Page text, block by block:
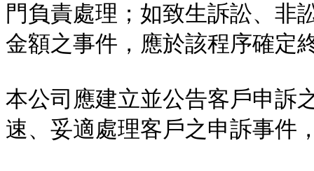
門負責處理；如致生訴訟、非
金額之事件，應於該程序確定
本公司應建立並公告客戶申訴
速、妥適處理客戶之申訴事件